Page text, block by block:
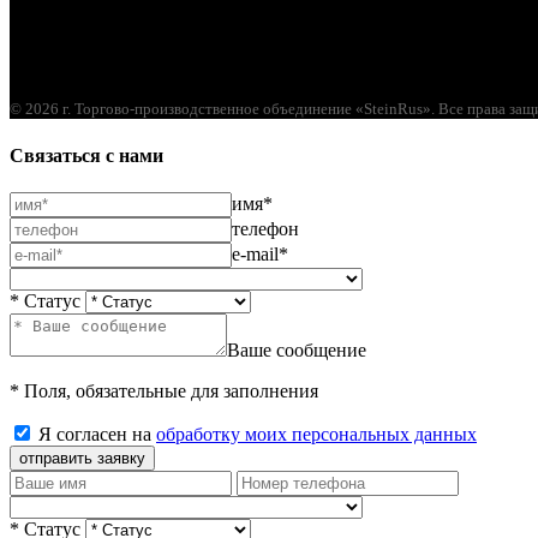
© 2026 г. Торгово-производственное объединение «SteinRus». Все права
Связаться с нами
имя*
телефон
e-mail*
* Статус
Ваше сообщение
* Поля, обязательные для заполнения
Я согласен на обработку моих персональных данных
отправить заявку
* Статус